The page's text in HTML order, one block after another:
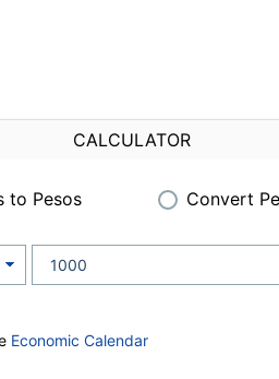
CALCULATOR
to Pesos Convert
Economic Calendar